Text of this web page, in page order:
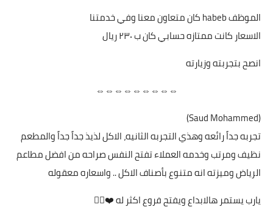
الموظف habeb كان متعاون معنا وفي خدمتنا
الاسعار كانت ممتازه حسابي كان ب ٢٣٠ ريال
انصح بتجربته وزيارته
⇔⇔⇔⇔⇔⇔⇔⇔⇔
(Saud Mohammed)
تجربه جداً رائعه وهذي التجربه الثانيه، الاكل لذيذ جداً جداً والمطعم
نظيف ومرتب وخدمه العملاء تفتح النفس صراحه من افضل مطاعم
الرياض وميزته انه متنوع بأصناف الاكل .. واسعاره معقوله
يارب يستمر هالابداع ويفتح فروع اكثر له ❤️👍🏼